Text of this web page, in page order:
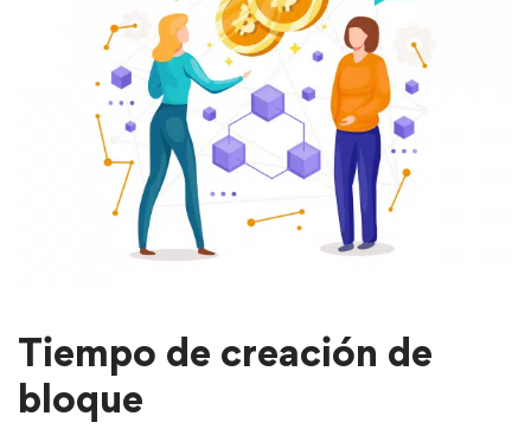
Tiempo de creación de
bloque